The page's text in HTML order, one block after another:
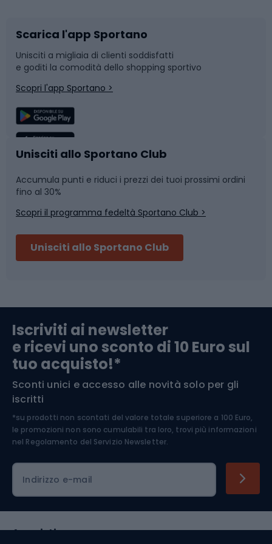
Bushcraft
Corsa
Sport di squadra
Caschi da ciclismo
Skitouring
Abbigliamento da escursionismo
Slitte e slittini
Snowboard
Camminata nordica
Nuoto
Pattinaggio
Componenti per biciclette
Arrampicata
Medicina dello sport
Abbigliamento ciclistico
Scarica l'app Sportano
Unisciti a migliaia di clienti soddisfatti
e goditi la comodità dello shopping sportivo
Scopri l'app Sportano >
Unisciti allo Sportano Club
Accumula punti e riduci i prezzi dei tuoi prossimi ordini
fino al 30%
Scopri il programma fedeltà Sportano Club >
Unisciti allo Sportano Club
Iscriviti ai newsletter
e ricevi uno sconto di 10 Euro sul
tuo acquisto!*
Sconti unici e accesso alle novità solo per gli
iscritti
*su prodotti non scontati del valore totale superiore a 100 Euro,
le promozioni non sono cumulabili tra loro, trovi più informazioni
nel Regolamento del Servizio Newsletter.
Indirizzo e-mail
Acquisti